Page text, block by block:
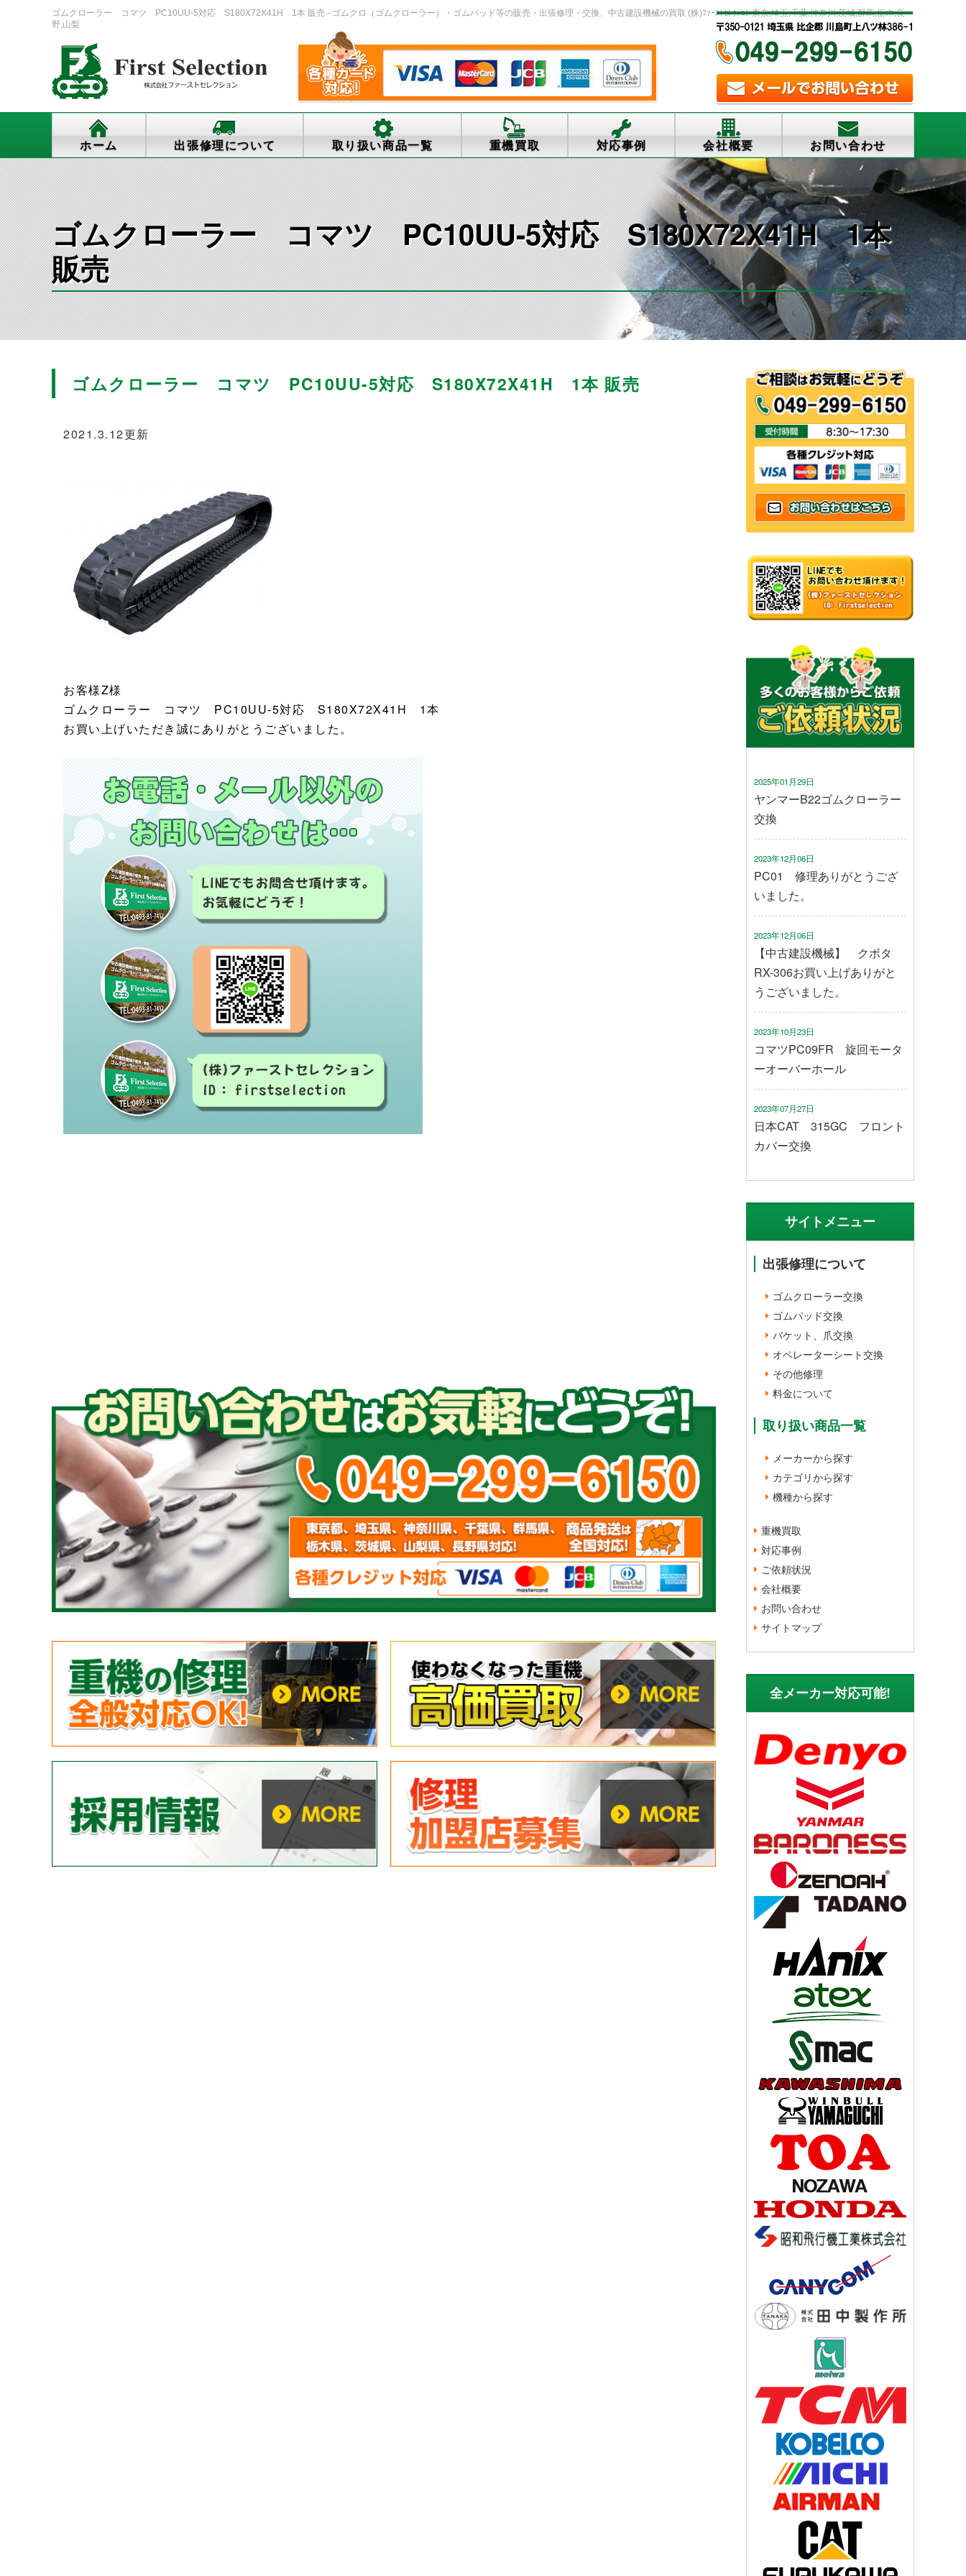
ゴムクローラー コマツ PC10UU-5対応 S180X72X41H 1本 販売 - ゴムクロ（ゴムクローラー）・ゴムパッド等の販売・出張修理・交換、中古建設機械の買取 (株)ﾌｧｰｽﾄｾﾚｸｼｮﾝ 東京,埼玉,千葉,神奈川,茨城,群馬,栃木,長
野,山梨
ホーム 出張修理について 取り扱い商品一覧 重機買取 対応事例 会社概要 お問い合わせ
ゴムクローラー コマツ PC10UU-5対応 S180X72X41H 1本
販売
ゴムクローラー コマツ PC10UU-5対応 S180X72X41H 1本 販売
2021.3.12更新
お客様Z様
ゴムクローラー コマツ PC10UU-5対応 S180X72X41H 1本
お買い上げいただき誠にありがとうございました。
2025年01月29日
ヤンマーB22ゴムクローラー
交換
2023年12月06日
PC01 修理ありがとうござ
いました。
2023年12月06日
【中古建設機械】 クボタ
RX-306お買い上げありがと
うございました。
2023年10月23日
コマツPC09FR 旋回モータ
ーオーバーホール
2023年07月27日
日本CAT 315GC フロント
カバー交換
サイトメニュー
出張修理について
ゴムクローラー交換
ゴムパッド交換
バケット、爪交換
オペレーターシート交換
その他修理
料金について
取り扱い商品一覧
メーカーから探す
カテゴリから探す
機種から探す
重機買取
対応事例
ご依頼状況
会社概要
お問い合わせ
サイトマップ
全メーカー対応可能!